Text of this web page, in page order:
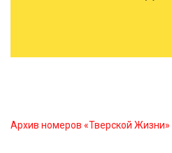
день
Архив номеров «Тверской Жизни»